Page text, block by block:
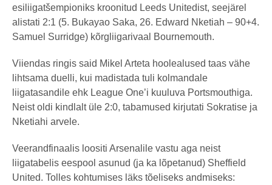
esiliigatšempioniks kroonitud Leeds Unitedist, seejärel
alistati 2:1 (5. Bukayao Saka, 26. Edward Nketiah – 90+4.
Samuel Surridge) kõrgliigarivaal Bournemouth.
Viiendas ringis said Mikel Arteta hoolealused taas vähe
lihtsama duelli, kui madistada tuli kolmandale
liigatasandile ehk League One’i kuuluva Portsmouthiga.
Neist oldi kindlalt üle 2:0, tabamused kirjutati Sokratise ja
Nketiahi arvele.
Veerandfinaalis loositi Arsenalile vastu aga neist
liigatabelis eespool asunud (ja ka lõpetanud) Sheffield
United. Tolles kohtumises läks tõeliseks andmiseks: